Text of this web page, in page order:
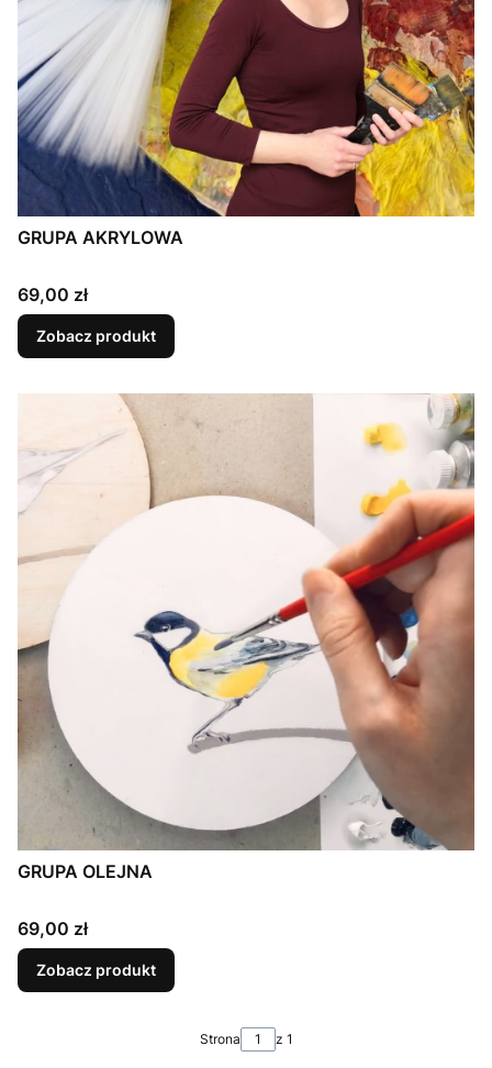
GRUPA AKRYLOWA
Cena
69,00 zł
Zobacz produkt
GRUPA OLEJNA
Cena
69,00 zł
Zobacz produkt
Strona z 1